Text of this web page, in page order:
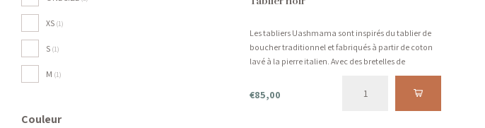
XS (1)
S (1)
M (1)
Couleur
Les tabliers Uashmama sont inspirés du tablier de
boucher traditionnel et fabriqués à partir de coton
lavé à la pierre italien. Avec des bretelles de
€85,00